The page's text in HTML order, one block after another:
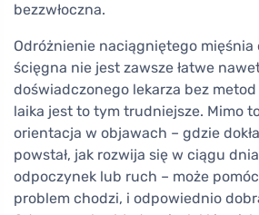
bezzwłoczna.
Odróżnienie naciągniętego
ścięgna nie jest zawsze łatwe
doświadczonego lekarza bez
laika jest to tym trudniejsze. Mimo
orientacja w objawach – gdzie
powstał, jak rozwija się w ciągu
odpoczynek lub ruch – może
problem chodzi, i odpowiednio